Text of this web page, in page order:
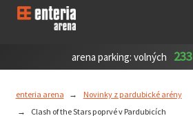
arena parking: volných 233
enteria arena
Novinky z pardubické arény
Clash of the Stars poprvé v Pardubicích